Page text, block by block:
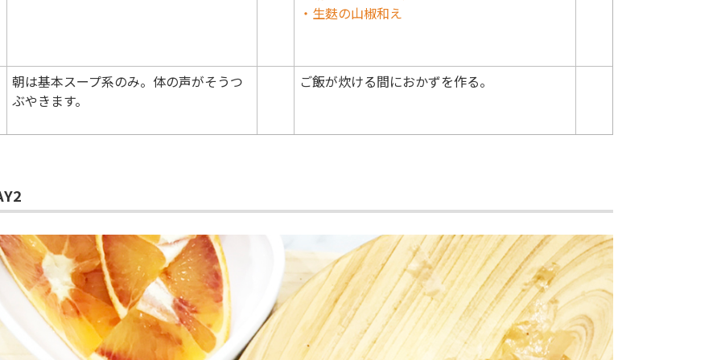
・生麩の山椒和え
朝は基本スープ系のみ。体の声がそうつ
ぶやきます。
ご飯が炊ける間におかずを作る。